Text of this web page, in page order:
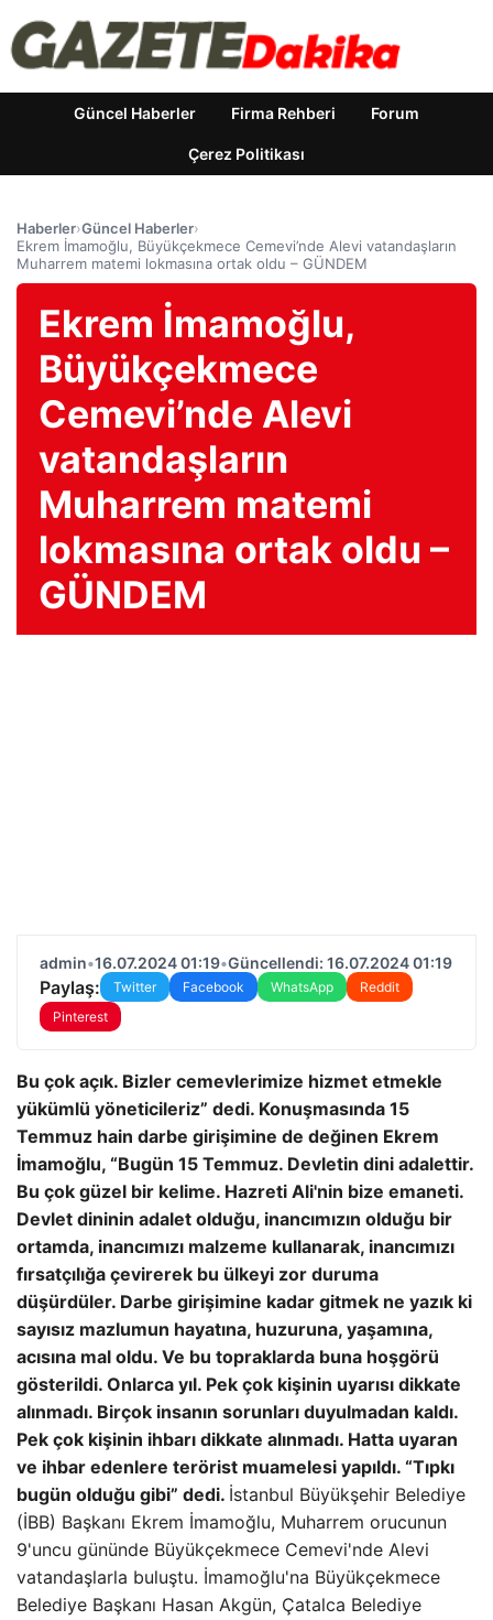
Güncel Haberler Firma Rehberi Forum
Çerez Politikası
Haberler›Güncel Haberler›
Ekrem İmamoğlu, Büyükçekmece Cemevi’nde Alevi vatandaşların
Muharrem matemi lokmasına ortak oldu – GÜNDEM
Ekrem İmamoğlu,
Büyükçekmece
Cemevi’nde Alevi
vatandaşların
Muharrem matemi
lokmasına ortak oldu –
GÜNDEM
admin•16.07.2024 01:19•Güncellendi: 16.07.2024 01:19
Paylaş: Twitter Facebook WhatsApp
Reddit
Pinterest
Bu çok açık. Bizler cemevlerimize hizmet etmekle
yükümlü yöneticileriz” dedi. Konuşmasında 15
Temmuz hain darbe girişimine de değinen Ekrem
İmamoğlu, “Bugün 15 Temmuz. Devletin dini adalettir.
Bu çok güzel bir kelime. Hazreti Ali'nin bize emaneti.
Devlet dininin adalet olduğu, inancımızın olduğu bir
ortamda, inancımızı malzeme kullanarak, inancımızı
fırsatçılığa çevirerek bu ülkeyi zor duruma
düşürdüler. Darbe girişimine kadar gitmek ne yazık ki
sayısız mazlumun hayatına, huzuruna, yaşamına,
acısına mal oldu. Ve bu topraklarda buna hoşgörü
gösterildi. Onlarca yıl. Pek çok kişinin uyarısı dikkate
alınmadı. Birçok insanın sorunları duyulmadan kaldı.
Pek çok kişinin ihbarı dikkate alınmadı. Hatta uyaran
ve ihbar edenlere terörist muamelesi yapıldı. “Tıpkı
bugün olduğu gibi” dedi. İstanbul Büyükşehir Belediye
(İBB) Başkanı Ekrem İmamoğlu, Muharrem orucunun
9'uncu gününde Büyükçekmece Cemevi'nde Alevi
vatandaşlarla buluştu. İmamoğlu'na Büyükçekmece
Belediye Başkanı Hasan Akgün, Çatalca Belediye